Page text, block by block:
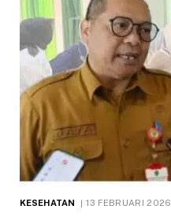
KESEHATAN 13 FEBRUARI 2026